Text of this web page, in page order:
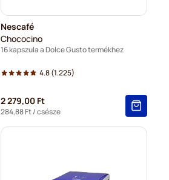
Nescafé
Chococino
16 kapszula a Dolce Gusto termékhez
4.8(1.225)
2 279,00 Ft
284,88 Ft/ csésze